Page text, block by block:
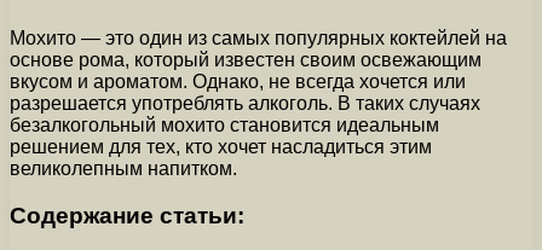
Мохито — это один из самых популярных коктейлей на
основе рома, который известен своим освежающим
вкусом и ароматом. Однако, не всегда хочется или
разрешается употреблять алкоголь. В таких случаях
безалкогольный мохито становится идеальным
решением для тех, кто хочет насладиться этим
великолепным напитком.
Содержание статьи: